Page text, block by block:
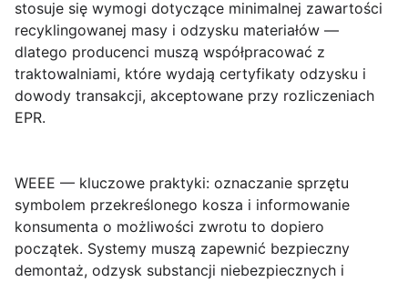
stosuje się wymogi dotyczące minimalnej zawartości
recyklingowanej masy i odzysku materiałów —
dlatego producenci muszą współpracować z
traktowalniami, które wydają certyfikaty odzysku i
dowody transakcji, akceptowane przy rozliczeniach
EPR.
WEEE — kluczowe praktyki: oznaczanie sprzętu
symbolem przekreślonego kosza i informowanie
konsumenta o możliwości zwrotu to dopiero
początek. Systemy muszą zapewnić bezpieczny
demontaż, odzysk substancji niebezpiecznych i